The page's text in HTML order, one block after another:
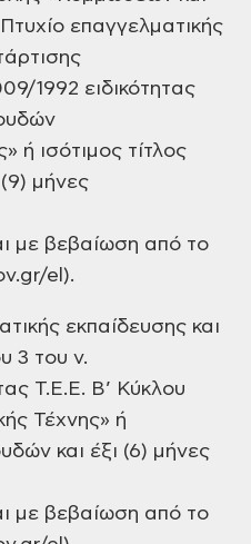
επαγγελματικής
1992 ειδικότητας
ή ισότιμος τίτλος
μήνες
με βεβαίωση από το
el).
εκπαίδευσης και
3 του ν.
Τ.Ε.Ε. Β’ Κύκλου
Τέχνης» ή
και έξι (6) μήνες
με βεβαίωση από το